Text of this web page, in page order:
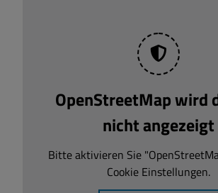
OpenStreetMap wird
nicht angezeigt
Bitte aktivieren Sie
Cookie Einstellungen.